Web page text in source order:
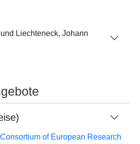
Liechteneck, Johann
of European Research